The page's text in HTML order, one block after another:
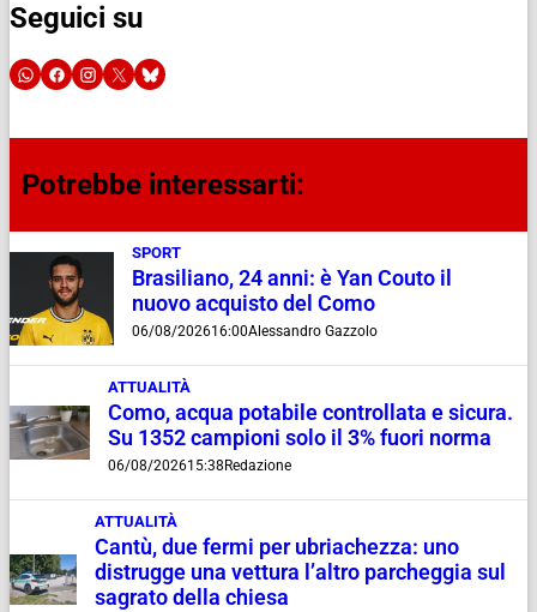
Seguici su
Potrebbe interessarti:
SPORT
Brasiliano, 24 anni: è Yan Couto il
nuovo acquisto del Como
06/08/202616:00Alessandro Gazzolo
ATTUALITÀ
Como, acqua potabile controllata e sicura.
Su 1352 campioni solo il 3% fuori norma
06/08/202615:38 Redazione
ATTUALITÀ
Cantù, due fermi per ubriachezza: uno
distrugge una vettura l’altro parcheggia sul
sagrato della chiesa